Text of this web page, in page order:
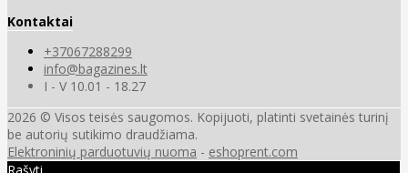
Kontaktai
+37067288299
info@bagazines.lt
I - V 10.01 - 18.27
2026 © Visos teisės saugomos. Kopijuoti, platinti svetainės turinį
be autorių sutikimo draudžiama.
Elektroninių parduotuvių nuoma - eshoprent.com